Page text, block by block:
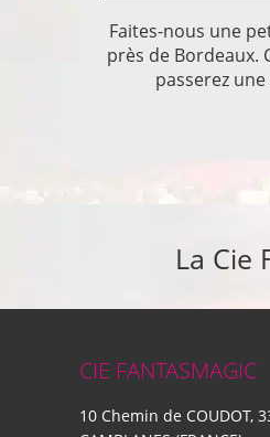
Faites-nous une
près de Bordeaux.
passerez
La Cie
CIE FANTASMAGIC
10 Chemin de COUDOT,